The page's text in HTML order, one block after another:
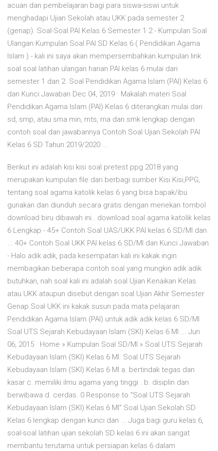
acuan dan pembelajaran bagi para siswa-siswi untuk
menghadapi Ujian Sekolah atau UKK pada semester 2
(genap). Soal-Soal PAI Kelas 6 Semester 1 2 - Kumpulan Soal
Ulangan Kumpulan Soal PAI SD Kelas 6 ( Pendidikan Agama
Islam ) - kali ini saya akan mempersembahkan kumpulan link
soal soal latihan ulangan harian PAI kelas 6 mulai dari
semester 1 dan 2. Soal Pendidikan Agama Islam (PAI) Kelas 6
dan Kunci Jawaban Dec 04, 2019 · Makalah materi Soal
Pendidikan Agama Islam (PAI) Kelas 6 diterangkan mulai dari
sd, smp, atau sma min, mts, ma dan smk lengkap dengan
contoh soal dan jawabannya Contoh Soal Ujian Sekolah PAI
Kelas 6 SD Tahun 2019/2020 ...
Berikut ini adalah kisi kisi soal pretest ppg 2018 yang
merupakan kumpulan file dari berbagi sumber Kisi Kisi,PPG,
tentang soal agama katolik kelas 6 yang bisa bapak/ibu
gunakan dan diunduh secara gratis dengan menekan tombol
download biru dibawah ini.. download soal agama katolik kelas
6 Lengkap - 45+ Contoh Soal UAS/UKK PAI kelas 6 SD/MI dan
... 40+ Contoh Soal UKK PAI kelas 6 SD/MI dan Kunci Jawaban
- Halo adik adik, pada kesempatan kali ini kakak ingin
membagikan beberapa contoh soal yang mungkin adik adik
butuhkan, nah soal kali ini adalah soal Ujian Kenaikan Kelas
atau UKK ataupun disebut dengan soal Ujian Akhir Semester
Genap.Soal UKK ini kakak susun pada mata pelajaran
Pendidikan Agama Islam (PAI) untuk adik adik kelas 6 SD/MI
Soal UTS Sejarah Kebudayaan Islam (SKI) Kelas 6 MI ... Jun
06, 2015 · Home » Kumpulan Soal SD/MI » Soal UTS Sejarah
Kebudayaan Islam (SKI) Kelas 6 MI. Soal UTS Sejarah
Kebudayaan Islam (SKI) Kelas 6 MI a. bertindak tegas dan
kasar c. memiliki ilmu agama yang tinggi . b. disiplin dan
berwibawa d. cerdas. 0 Response to "Soal UTS Sejarah
Kebudayaan Islam (SKI) Kelas 6 MI" Soal Ujian Sekolah SD
Kelas 6 lengkap dengan kunci dan ... Juga bagi guru kelas 6,
soal-soal latihan ujian sekolah SD kelas 6 ini akan sangat
membantu terutama untuk persiapan kelas 6 dalam